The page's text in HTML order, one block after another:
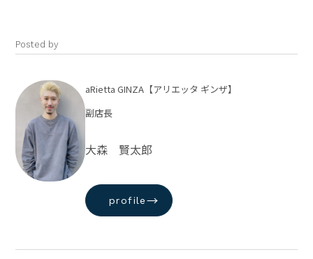
Posted by
aRietta GINZA【アリエッタ ギンザ】
副店長
大森 賢太郎
profile→